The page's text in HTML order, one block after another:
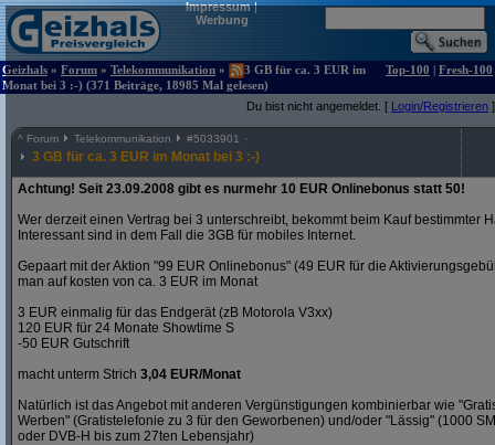
Impressum|
Werbung
Geizhals » Forum » Telekommunikation »
3 GB für ca. 3 EUR im
Monat bei 3 :-) (371 Beiträge, 18985 Mal gelesen)
Top-100 | Fresh-100
Du bist nicht angemeldet. [ Login/Registrieren ]
^ Forum Telekommunikation #5033901
3 GB für ca. 3 EUR im Monat bei 3 :-)
Achtung! Seit 23.09.2008 gibt es nurmehr 10 EUR Onlinebonus statt 50!
Wer derzeit einen Vertrag bei 3 unterschreibt, bekommt beim Kauf bestimmter
Interessant sind in dem Fall die 3GB für mobiles Internet.
Gepaart mit der Aktion "99 EUR Onlinebonus" (49 EUR für die
man auf kosten von ca. 3 EUR im Monat
3 EUR einmalig für das Endgerät (zB Motorola V3xx)
120 EUR für 24 Monate Showtime S
-50 EUR Gutschrift
macht unterm Strich 3,04 EUR/Monat
Natürlich ist das Angebot mit anderen Vergünstigungen kombinierbar wie
Werben" (Gratistelefonie zu 3 für den Geworbenen) und/oder "Lässig" (1000
oder DVB-H bis zum 27ten Lebensjahr)